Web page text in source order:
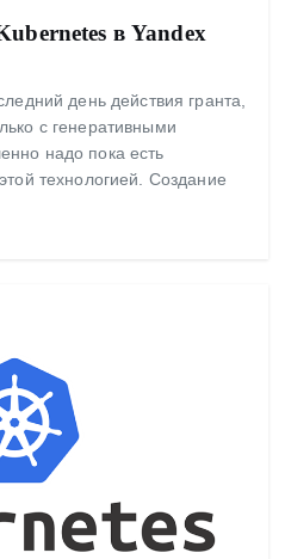
в Yandex
день действия гранта,
с генеративными
надо пока есть
технологией. Создание